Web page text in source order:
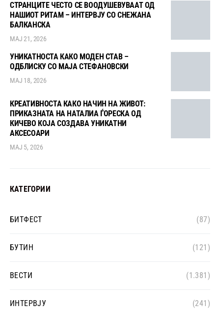
СТРАНЦИТЕ ЧЕСТО СЕ ВООДУШЕВУВААТ ОД
НАШИОТ РИТАМ – ИНТЕРВЈУ СО СНЕЖАНА
БАЛКАНСКА
МАЈ 21, 2026
УНИКАТНОСТА КАКО МОДЕН СТАВ –
ОДБЛИСКУ СО МАЈА СТЕФАНОВСКИ
МАЈ 18, 2026
КРЕАТИВНОСТА КАКО НАЧИН НА ЖИВОТ:
ПРИКАЗНАТА НА НАТАЛИА ЃОРЕСКА ОД
КИЧЕВО КОЈА СОЗДАВА УНИКАТНИ
АКСЕСОАРИ
МАЈ 5, 2026
КАТЕГОРИИ
БИТФЕСТ (87)
БУТИН (121)
ВЕСТИ (1.381)
ИНТЕРВЈУ (241)